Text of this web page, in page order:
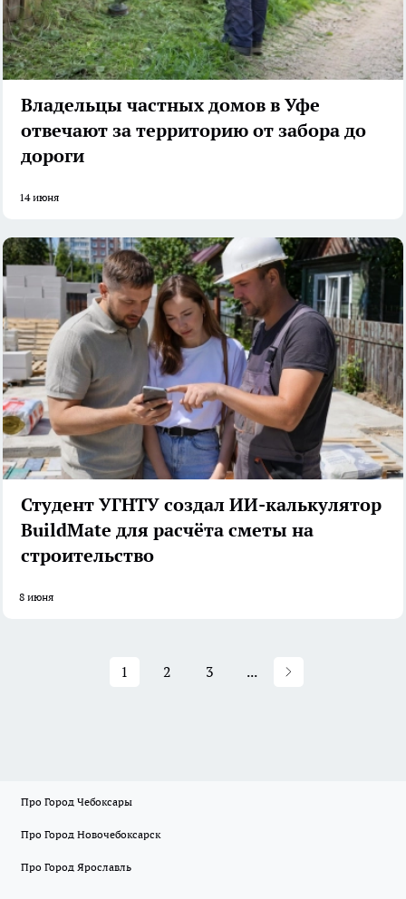
Владельцы частных домов в Уфе
отвечают за территорию от забора до
дороги
14 июня
Студент УГНТУ создал ИИ-калькулятор
BuildMate для расчёта сметы на
строительство
8 июня
1 2 3 ...
Про Город Чебоксары
Про Город Новочебоксарск
Про Город Ярославль